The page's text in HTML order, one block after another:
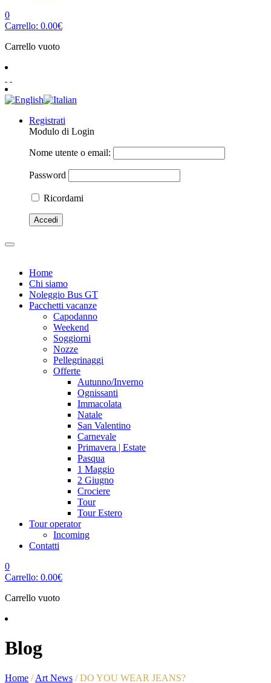
0
Carrello: 0.00€
Carrello vuoto
Registrati
Modulo di Login
Nome utente o email:
Password
Ricordami
Home
Chi siamo
Noleggio Bus GT
Pacchetti vacanze
Capodanno
Weekend
Soggiorni
Nozze
Pellegrinaggi
Offerte
Autunno/Inverno
Ognissanti
Immacolata
Natale
San Valentino
Carnevale
Primavera | Estate
Pasqua
1 Maggio
2 Giugno
Crociere
Tour
Tour Estero
Tour operator
Incoming
Contatti
0
Carrello: 0.00€
Carrello vuoto
Blog
Home / Art News / DO YOU WEAR JEANS?